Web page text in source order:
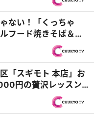
いろ蒸し『PS純金
ない！「くっちゃ
フード焼きそば＆
ャカもちもちドーナ
「スギモト 本店」お
円の贅沢レッスン
」名人直伝！一生も
『PS純金（ゴール